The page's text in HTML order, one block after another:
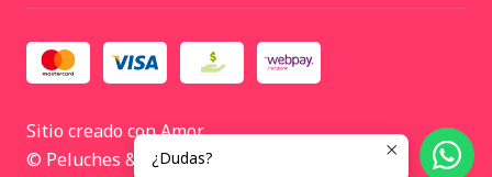
Sitio creado con Amor
© Peluches & Amor 2026 🤍
¿Dudas?